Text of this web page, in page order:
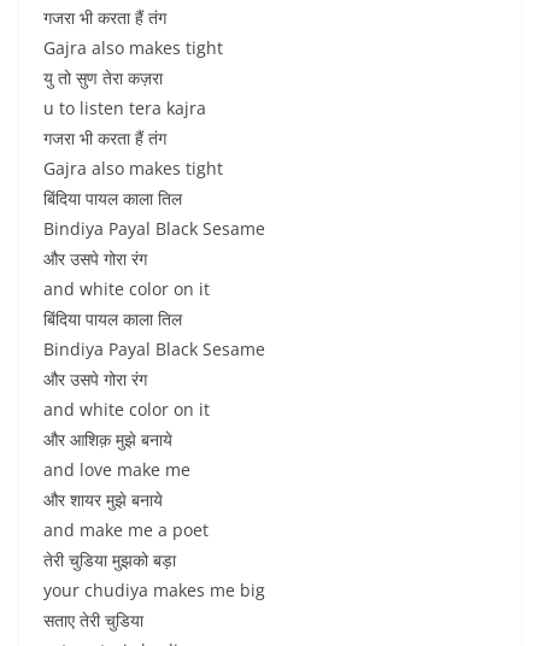
गजरा भी करता हैं तंग
Gajra also makes tight
यु तो सुण तेरा कज़रा
u to listen tera kajra
गजरा भी करता हैं तंग
Gajra also makes tight
बिंदिया पायल काला तिल
Bindiya Payal Black Sesame
और उसपे गोरा रंग
and white color on it
बिंदिया पायल काला तिल
Bindiya Payal Black Sesame
और उसपे गोरा रंग
and white color on it
और आशिक़ मुझे बनाये
and love make me
और शायर मुझे बनाये
and make me a poet
तेरी चुडिया मुझको बड़ा
your chudiya makes me big
सताए तेरी चुडिया